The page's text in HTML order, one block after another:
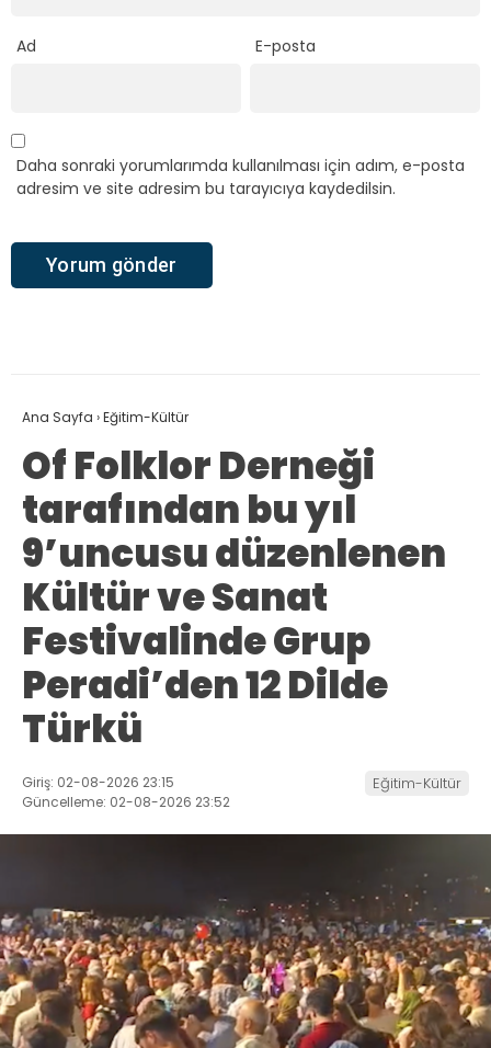
Ad E-posta
Daha sonraki yorumlarımda kullanılması için adım, e-posta
adresim ve site adresim bu tarayıcıya kaydedilsin.
Ana Sayfa ›Eğitim-Kültür
Of Folklor Derneği
tarafından bu yıl
9’uncusu düzenlenen
Kültür ve Sanat
Festivalinde Grup
Peradi’den 12 Dilde
Türkü
Giriş: 02-08-2026 23:15
Güncelleme: 02-08-2026 23:52
Eğitim-Kültür